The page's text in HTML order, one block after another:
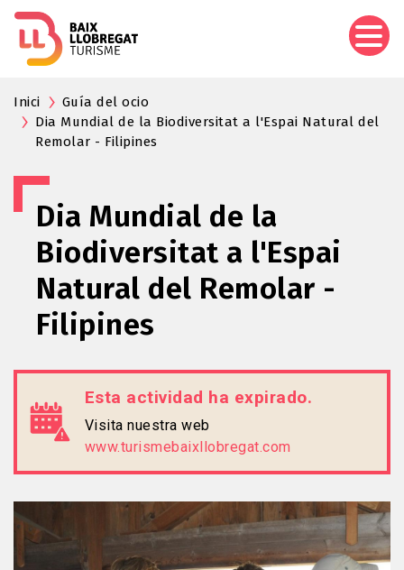
Inici
Guía del ocio
Dia Mundial de la Biodiversitat a l'Espai Natural del
Remolar - Filipines
Dia Mundial de la
Biodiversitat a l'Espai
Natural del Remolar -
Filipines
Esta actividad ha expirado.
Visita nuestra web
www.turismebaixllobregat.com